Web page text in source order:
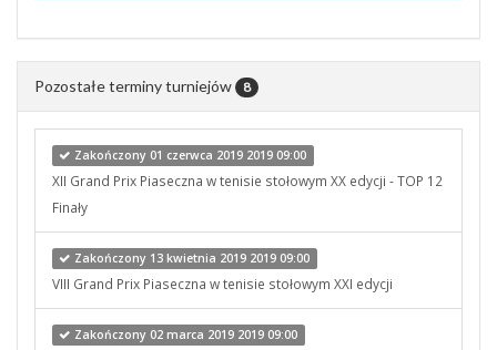
Pozostałe terminy turniejów 8
Zakończony 01 czerwca 2019 2019 09:00
XII Grand Prix Piaseczna w tenisie stołowym XX edycji - TOP 12
Finały
Zakończony 13 kwietnia 2019 2019 09:00
VIII Grand Prix Piaseczna w tenisie stołowym XXI edycji
Zakończony 02 marca 2019 2019 09:00